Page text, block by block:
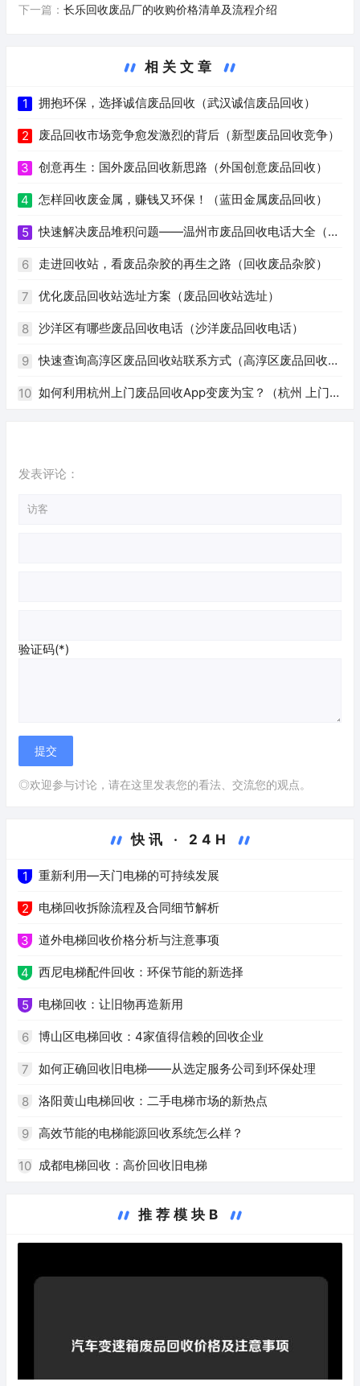
下一篇： 长乐回收废品厂的收购价格清单及流程介绍
相关文章
1 拥抱环保，选择诚信废品回收（武汉诚信废品回收）
2 废品回收市场竞争愈发激烈的背后（新型废品回收竞争）
3 创意再生：国外废品回收新思路（外国创意废品回收）
4 怎样回收废金属，赚钱又环保！（蓝田金属废品回收）
5 快速解决废品堆积问题——温州市废品回收电话大全（温
州废品回收电话号码）
6 走进回收站，看废品杂胶的再生之路（回收废品杂胶）
7 优化废品回收站选址方案（废品回收站选址）
8 沙洋区有哪些废品回收电话（沙洋废品回收电话）
9 快速查询高淳区废品回收站联系方式（高淳区废品回收站
电话）
10 如何利用杭州上门废品回收App变废为宝？（杭州 上门回
发表评论：
验证码(*)
◎欢迎参与讨论，请在这里发表您的看法、交流您的观点。
快讯 · 24H
1 重新利用—天门电梯的可持续发展
2 电梯回收拆除流程及合同细节解析
3 道外电梯回收价格分析与注意事项
4 西尼电梯配件回收：环保节能的新选择
5 电梯回收：让旧物再造新用
6 博山区电梯回收：4家值得信赖的回收企业
7 如何正确回收旧电梯——从选定服务公司到环保处理
8 洛阳黄山电梯回收：二手电梯市场的新热点
9 高效节能的电梯能源回收系统怎么样？
10 成都电梯回收：高价回收旧电梯
推荐模块B